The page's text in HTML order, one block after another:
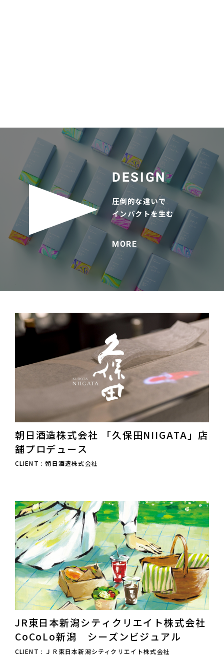
DESIGN
圧倒的な違いで
インパクトを生む
MORE
朝日酒造株式会社 「久保田NIIGATA」店
舗プロデュース
CLIENT : 朝日酒造株式会社
JR東日本新潟シティクリエイト株式会社
CoCoLo新潟 シーズンビジュアル
CLIENT : ＪＲ東日本新潟シティクリエイト株式会社